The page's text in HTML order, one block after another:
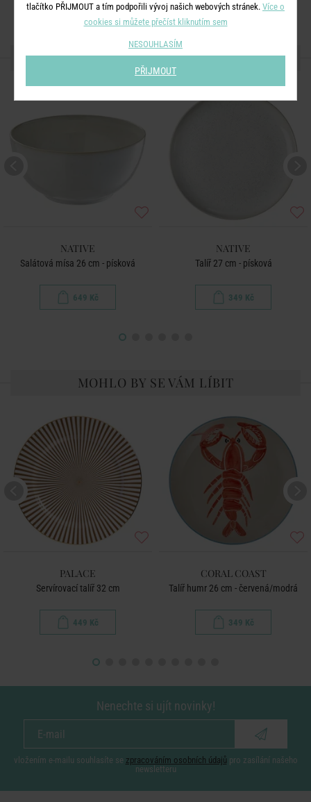
DALŠÍ PRODUKTY ZE SÉRIE
NATIVE
Salátová mísa 26 cm - písková
649 Kč
NATIVE
Talíř 27 cm - písková
349 Kč
MOHLO BY SE VÁM LÍBIT
PALACE
Servírovací talíř 32 cm
449 Kč
CORAL COAST
Talíř humr 26 cm - červená/modrá
349 Kč
Nenechte si ujít novinky!
vložením e-mailu souhlasíte se zpracováním osobních údajů pro zasílání našeho
newsletteru
tlačítko PŘIJMOUT a tím podpořili vývoj našich webových stránek. Více o
cookies si můžete přečíst kliknutím sem
NESOUHLASÍM
PŘIJMOUT